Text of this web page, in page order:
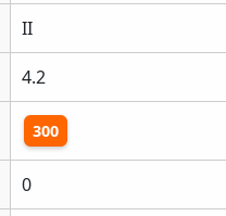
II
4.2
300
0